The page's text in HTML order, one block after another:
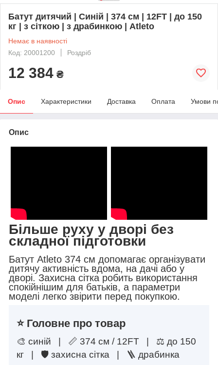
Батут дитячий | Синій | 374 см | 12FT | до 150
кг | з сіткою | з драбинкою | Atleto
Немає в наявності
Код: 20001200
Роздріб
12 384 ₴
Опис Характеристики Доставка Оплата Умови
Опис
Більше руху у дворі без
складної підготовки
Батут Atleto 374 см допомагає організувати
дитячу активність вдома, на дачі або у
дворі. Захисна сітка робить використання
спокійнішим для батьків, а параметри
моделі легко звірити перед покупкою.
⭐ Головне про товар
🎨 синій | 📏 374 см / 12FT | ⚖️ до 150
кг | 🛡 захисна сітка | 🪜 драбинка